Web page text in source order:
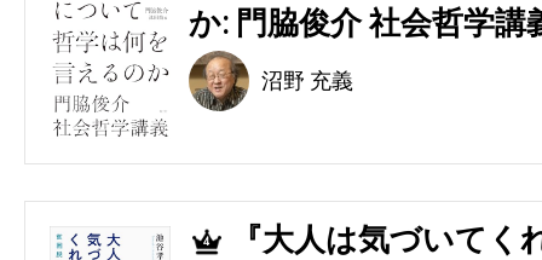
か: 門脇俊介 社会哲学講
沼野 充義
4
『大人は気づいてく